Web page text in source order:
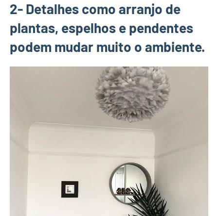
2- Detalhes como arranjo de
plantas, espelhos e pendentes
podem mudar muito o ambiente.